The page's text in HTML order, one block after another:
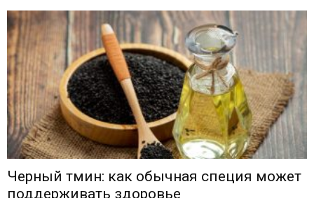
Черный тмин: как обычная специя может
поддерживать здоровье